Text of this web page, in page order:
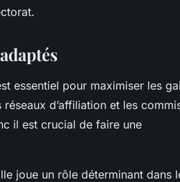
essentiel pour maximiser les
d’affiliation et les
il est crucial de faire une
joue un rôle déterminant dans